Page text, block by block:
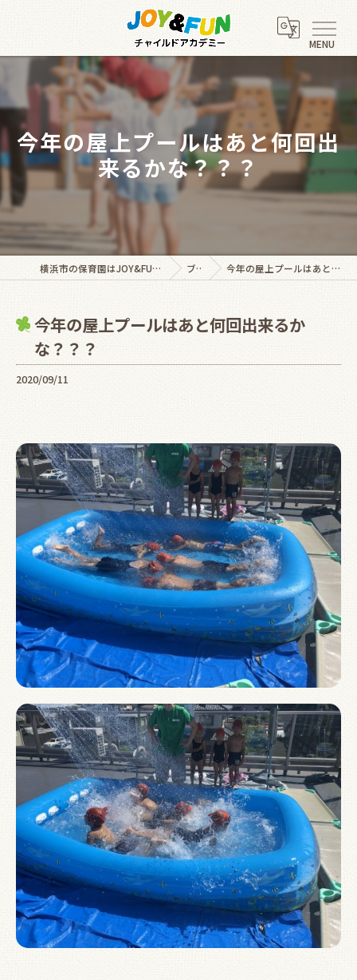
今年の屋上プールはあと何回出
来るかな？？？
横浜市の保育園はJOY&FUNチャイルドアカデミー ブログ 今年の屋上プールはあと何回出来るかな？？？
今年の屋上プールはあと何回出来るか
な？？？
2020/09/11